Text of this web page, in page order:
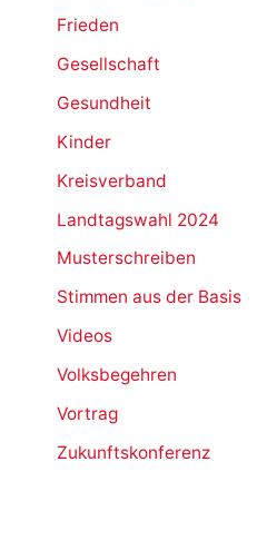
Frieden
Gesellschaft
Gesundheit
Kinder
Kreisverband
Landtagswahl 2024
Musterschreiben
Stimmen aus der Basis
Videos
Volksbegehren
Vortrag
Zukunftskonferenz